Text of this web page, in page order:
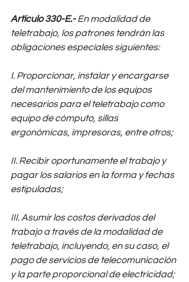
Artículo 330-E.- En modalidad de
teletrabajo, los patrones tendrán las
obligaciones especiales siguientes:
I. Proporcionar, instalar y encargarse
del mantenimiento de los equipos
necesarios para el teletrabajo como
equipo de cómputo, sillas
ergonómicas, impresoras, entre otros;
II. Recibir oportunamente el trabajo y
pagar los salarios en la forma y fechas
estipuladas;
III. Asumir los costos derivados del
trabajo a través de la modalidad de
teletrabajo, incluyendo, en su caso, el
pago de servicios de telecomunicación
y la parte proporcional de electricidad;